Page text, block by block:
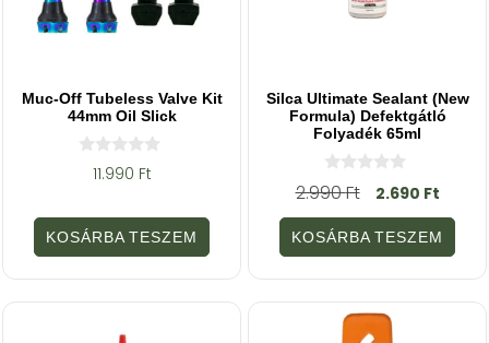
Muc-Off Tubeless Valve Kit
44mm Oil Slick
b
ő
11.990 Ft
KOSÁRBA TESZEM
Silca Ultimate Sealant (New
Formula) Defektgátló
Folyadék 65ml
0
a
z
5
-
b
ő
2.990Ft 2.690 Ft
KOSÁRBA TESZEM